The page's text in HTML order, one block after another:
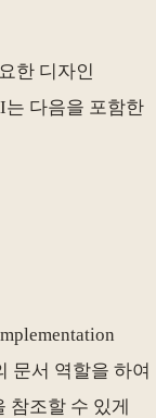
한 디자인
다음을 포함한
문서 역할을 하여
참조할 수 있게